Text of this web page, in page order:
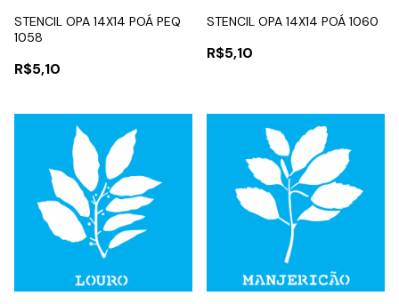
STENCIL OPA 14X14 POÁ PEQ
1058
R$5,10
STENCIL OPA 14X14 POÁ 1060
R$5,10